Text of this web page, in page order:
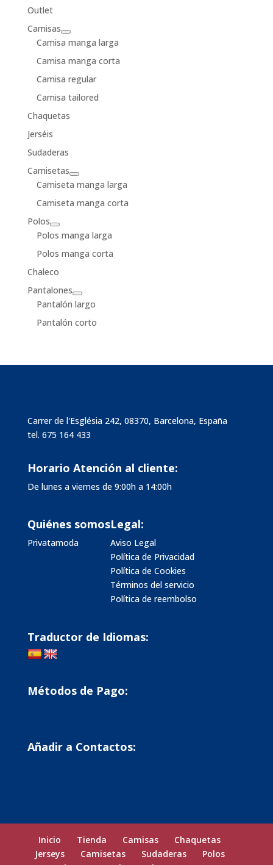
Outlet
Camisas
Camisa manga larga
Camisa manga corta
Camisa regular
Camisa tailored
Chaquetas
Jerséis
Sudaderas
Camisetas
Camiseta manga larga
Camiseta manga corta
Polos
Polos manga larga
Polos manga corta
Chaleco
Pantalones
Pantalón largo
Pantalón corto
Carrer de l'Església 242, 08370, Barcelona, España
tel. 675 164 433
Horario Atención al cliente:
De lunes a viernes de 9:00h a 14:00h
Quiénes somos
Privatamoda
Legal:
Aviso Legal
Política de Privacidad
Política de Cookies
Términos del servicio
Política de reembolso
Traductor de Idiomas:
Métodos de Pago:
Añadir a Contactos:
Inicio Tienda Camisas
Chaquetas
Jerseys
Camisetas Sudaderas
Polos